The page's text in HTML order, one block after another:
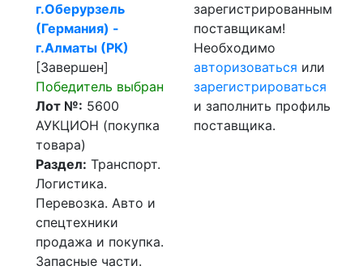
г.Оберурзель
(Германия) -
г.Алматы (РК)
[Завершен]
Победитель выбран
Лот №: 5600
АУКЦИОН (покупка
товара)
Раздел: Транспорт.
Логистика.
Перевозка. Авто и
спецтехники
продажа и покупка.
Запасные части.
зарегистрированным
поставщикам!
Необходимо
авторизоваться или
зарегистрироваться
и заполнить профиль
поставщика.